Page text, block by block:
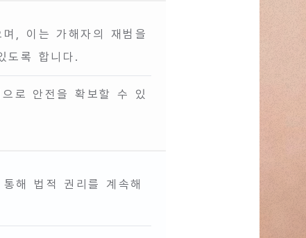
, 이는 가해자의 재범을
도록 합니다.
로 안전을 확보할 수 있
해 법적 권리를 계속해